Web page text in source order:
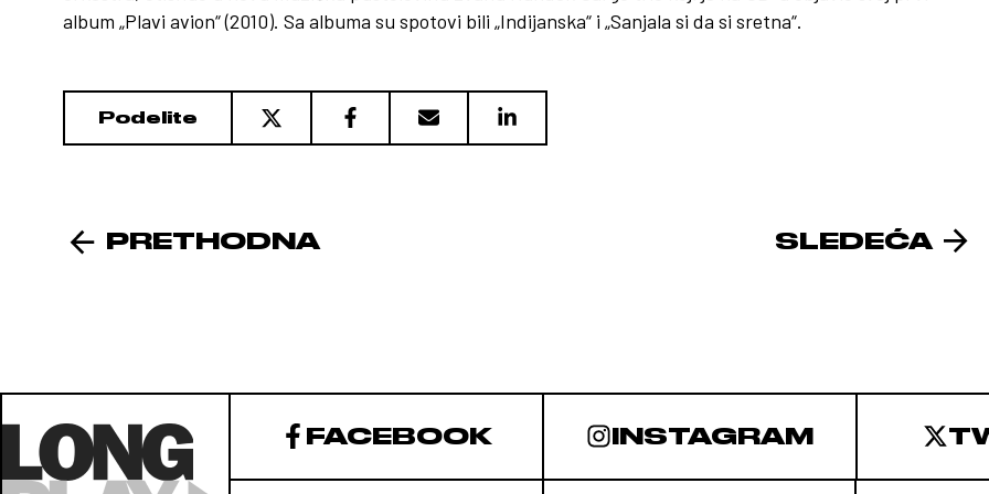
album „Plavi avion“ (2010). Sa albuma su spotovi bili „Indijanska“ i „Sanjala si da si sretna“.
Podelite
PRETHODNA SLEDEĆA
FACEBOOK INSTAGRAM